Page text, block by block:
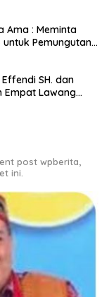
Ama : Meminta
Pemungutan
Effendi SH. dan
Empat Lawang
post wpberita,
ini.